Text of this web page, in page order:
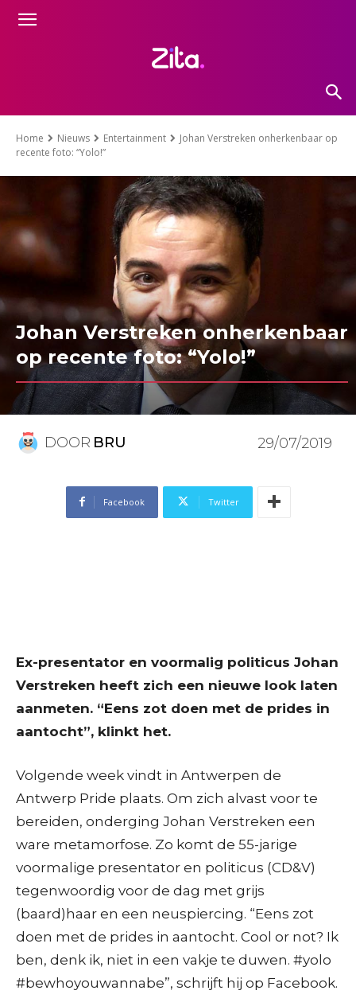
Home Nieuws Entertainment
Johan Verstreken onherkenbaar op
recente foto: “Yolo!”
Johan Verstreken onherkenbaar
op recente foto: “Yolo!”
DOOR BRU 29/07/2019
Facebook Twitter
Ex-presentator en voormalig politicus Johan
Verstreken heeft zich een nieuwe look laten
aanmeten. “Eens zot doen met de prides in
aantocht”, klinkt het.
Volgende week vindt in Antwerpen de
Antwerp Pride plaats. Om zich alvast voor te
bereiden, onderging Johan Verstreken een
ware metamorfose. Zo komt de 55-jarige
voormalige presentator en politicus (CD&V)
tegenwoordig voor de dag met grijs
(baard)haar en een neuspiercing. “Eens zot
doen met de prides in aantocht. Cool or not? Ik
ben, denk ik, niet in een vakje te duwen. #yolo
#bewhoyouwannabe”, schrijft hij op Facebook.